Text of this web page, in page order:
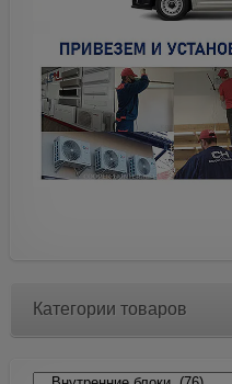
Категории товаров